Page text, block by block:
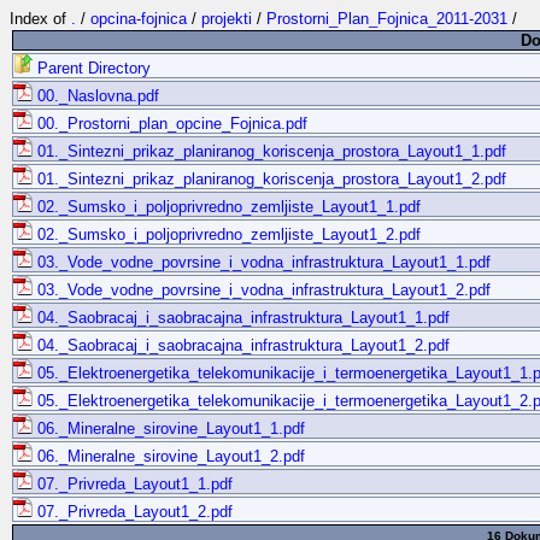
Index of . / opcina-fojnica/ projekti / Prostorni_Plan_Fojnica_2011-2031 /
Parent Directory
00._Naslovna.pdf
00._Prostorni_plan_opcine_Fojnica.pdf
01._Sintezni_prikaz_planiranog_koriscenja_prostora_Layout1_1.pdf
01._Sintezni_prikaz_planiranog_koriscenja_prostora_Layout1_2.pdf
02._Sumsko_i_poljoprivredno_zemljiste_Layout1_1.pdf
02._Sumsko_i_poljoprivredno_zemljiste_Layout1_2.pdf
03._Vode_vodne_povrsine_i_vodna_infrastruktura_Layout1_1.pdf
03._Vode_vodne_povrsine_i_vodna_infrastruktura_Layout1_2.pdf
04._Saobracaj_i_saobracajna_infrastruktura_Layout1_1.pdf
04._Saobracaj_i_saobracajna_infrastruktura_Layout1_2.pdf
06._Mineralne_sirovine_Layout1_1.pdf
06._Mineralne_sirovine_Layout1_2.pdf
07._Privreda_Layout1_1.pdf
07._Privreda_Layout1_2.pdf
16